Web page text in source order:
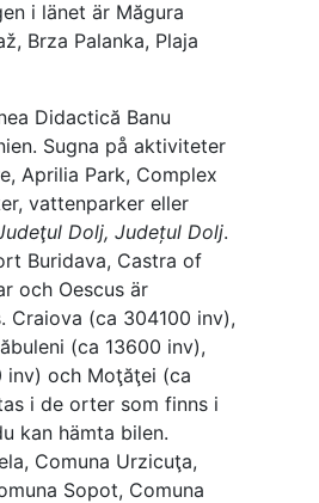
i länet är Măgura
Brza Palanka, Plaja
Didactică Banu
Sugna på aktiviteter
Aprilia Park, Complex
vattenparker eller
Dolj, Județul Dolj.
Buridava, Castra of
och Oescus är
Craiova (ca 304100 inv),
(ca 13600 inv),
inv) och Moţăţei (ca
i de orter som finns i
kan hämta bilen.
Comuna Urzicuţa,
Sopot, Comuna